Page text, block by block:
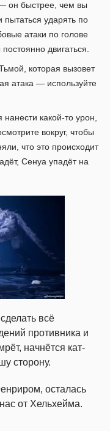
он быстрее, чем вы
пытаться ударять по
атаки по голове
двигаться.
которая вызовет
атака — используйте
какой-то урон,
вокруг, чтобы
что это происходит
Сенуа упадёт на
всё
противника и
начнётся кат-
сторону.
осталась
от Хельхейма.